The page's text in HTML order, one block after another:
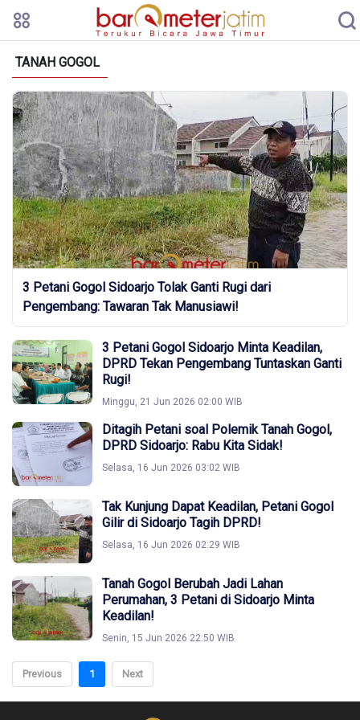
TANAH GOGOL
3 Petani Gogol Sidoarjo Tolak Ganti Rugi dari
Pengembang: Tawaran Tak Manusiawi!
3 Petani Gogol Sidoarjo Minta Keadilan,
DPRD Tekan Pengembang Tuntaskan Ganti
Rugi!
Minggu, 21 Jun 2026 02:00 WIB
Ditagih Petani soal Polemik Tanah Gogol,
DPRD Sidoarjo: Rabu Kita Sidak!
Selasa, 16 Jun 2026 03:02 WIB
Tak Kunjung Dapat Keadilan, Petani Gogol
Gilir di Sidoarjo Tagih DPRD!
Selasa, 16 Jun 2026 02:29 WIB
Tanah Gogol Berubah Jadi Lahan
Perumahan, 3 Petani di Sidoarjo Minta
Keadilan!
Senin, 15 Jun 2026 22:50 WIB
Previous 1 Next